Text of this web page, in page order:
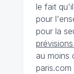
le fait
pour
pour la
au moins